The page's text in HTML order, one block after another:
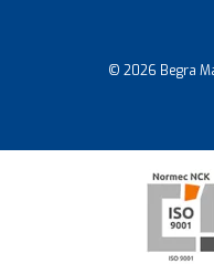
© 2026 Begra